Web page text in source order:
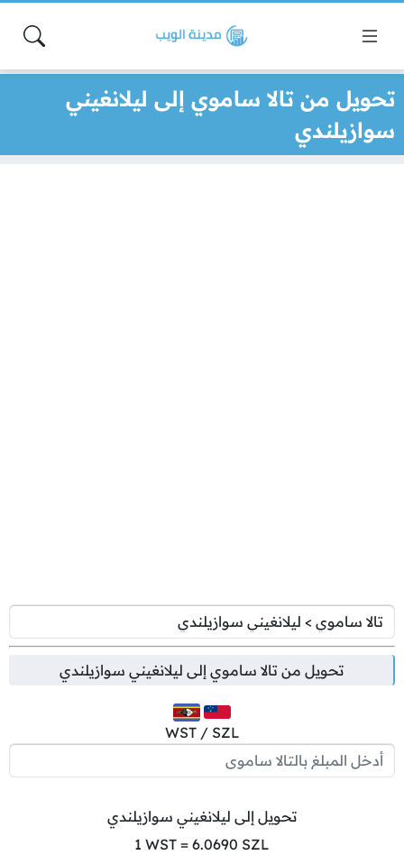
تحويل من تالا ساموي إلى ليلانغيني
سوازيلندي
تحويل من تالا ساموي إلى ليلانغيني سوازيلندي
WST / SZL
تحويل إلى ليلانغيني سوازيلندي
1 WST = 6.0690 SZL